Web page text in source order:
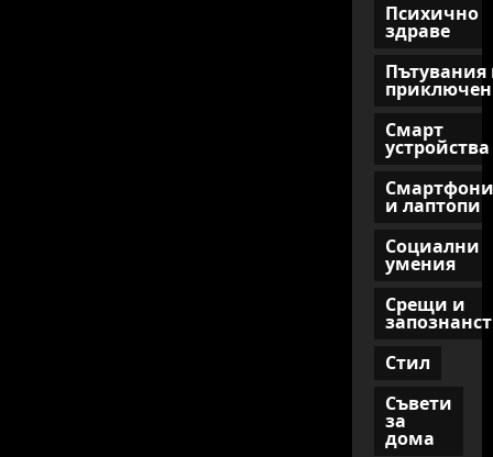
Психично
здраве
Пътувания
Смарт
устройства
Смартфони
и лаптопи
Социални
умения
Срещи и
Стил
Съвети
за
дома